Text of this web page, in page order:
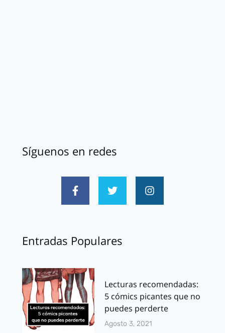
Síguenos en redes
Entradas Populares
Lecturas recomendadas:
5 cómics picantes que no
puedes perderte
Agosto 3, 2021